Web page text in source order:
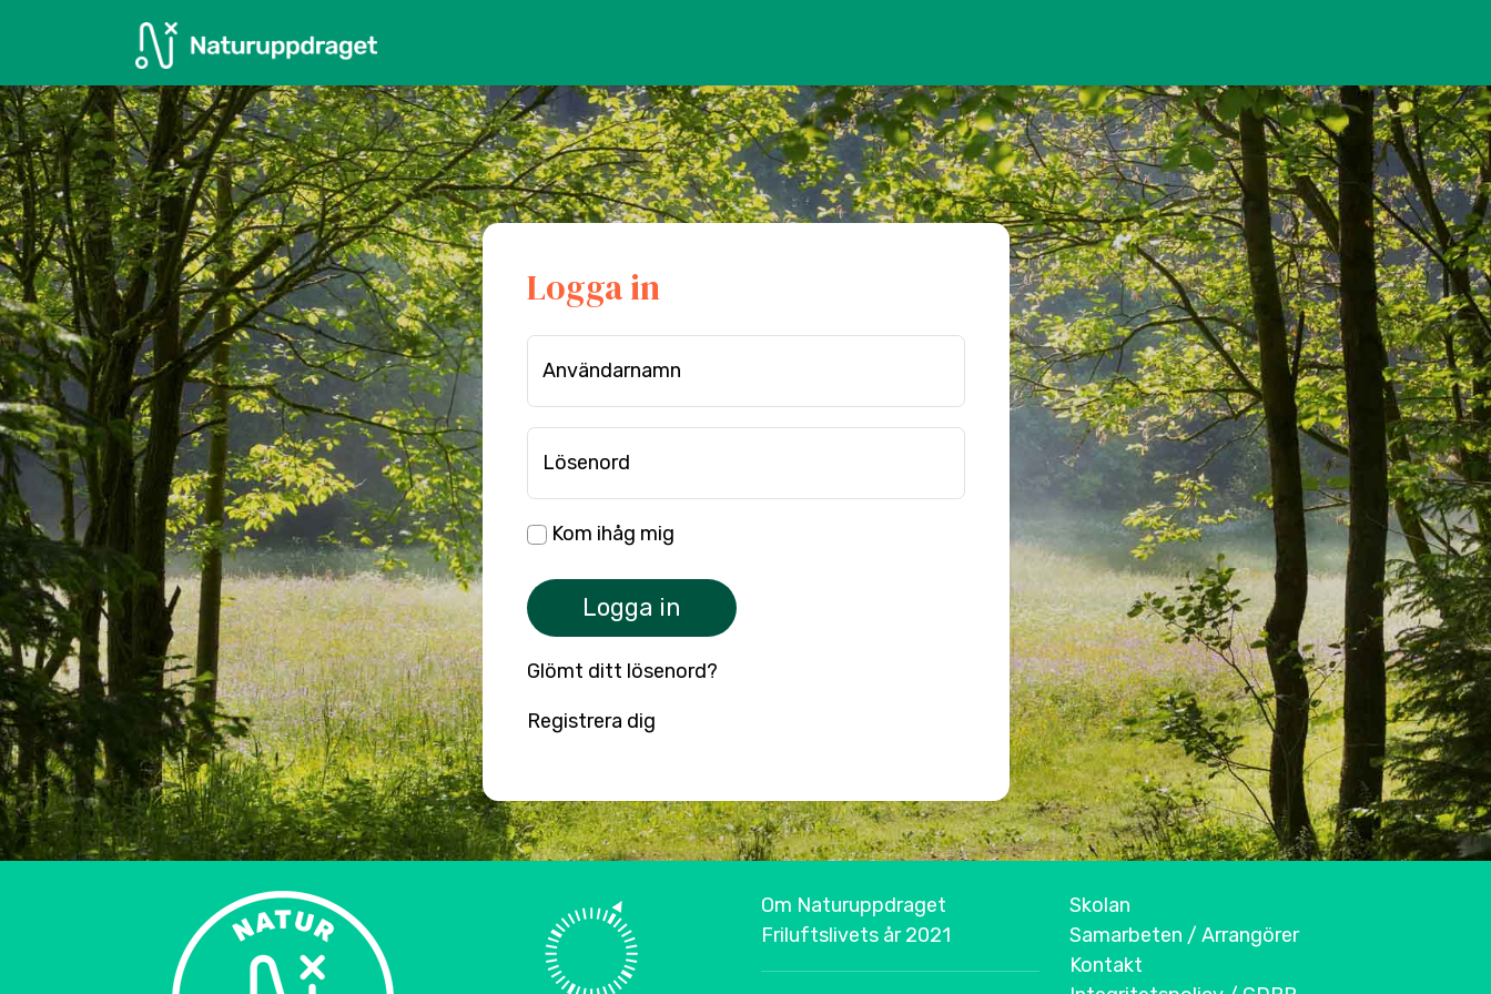
Logga in
Användarnamn
Lösenord
Kom ihåg mig
Logga in
Glömt ditt lösenord?
Registrera dig
Om Naturuppdraget
Friluftslivets år 2021
Skolan
Samarbeten / Arrangörer
Kontakt